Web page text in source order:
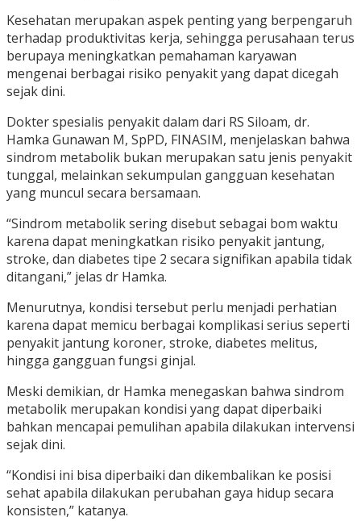
Kesehatan merupakan aspek penting yang berpengaruh
terhadap produktivitas kerja, sehingga perusahaan terus
berupaya meningkatkan pemahaman karyawan
mengenai berbagai risiko penyakit yang dapat dicegah
sejak dini.
Dokter spesialis penyakit dalam dari RS Siloam, dr.
Hamka Gunawan M, SpPD, FINASIM, menjelaskan bahwa
sindrom metabolik bukan merupakan satu jenis penyakit
tunggal, melainkan sekumpulan gangguan kesehatan
yang muncul secara bersamaan.
“Sindrom metabolik sering disebut sebagai bom waktu
karena dapat meningkatkan risiko penyakit jantung,
stroke, dan diabetes tipe 2 secara signifikan apabila tidak
ditangani,” jelas dr Hamka.
Menurutnya, kondisi tersebut perlu menjadi perhatian
karena dapat memicu berbagai komplikasi serius seperti
penyakit jantung koroner, stroke, diabetes melitus,
hingga gangguan fungsi ginjal.
Meski demikian, dr Hamka menegaskan bahwa sindrom
metabolik merupakan kondisi yang dapat diperbaiki
bahkan mencapai pemulihan apabila dilakukan intervensi
sejak dini.
“Kondisi ini bisa diperbaiki dan dikembalikan ke posisi
sehat apabila dilakukan perubahan gaya hidup secara
konsisten,” katanya.